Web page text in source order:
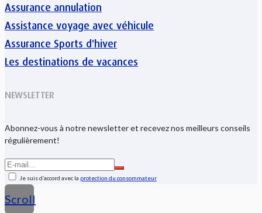
Assurance annulation
Assistance voyage avec véhicule
Assurance Sports d'hiver
Les destinations de vacances
NEWSLETTER
Abonnez-vous à notre newsletter et recevez nos meilleurs conseils
régulièrement!
Je suis d’accord avec la protection du consommateur
Scroll